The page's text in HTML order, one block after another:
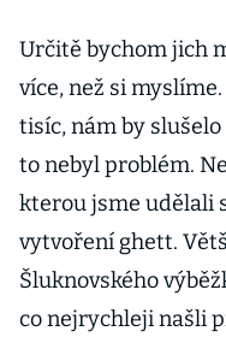
Určitě bychom jich
více, než si
tisíc, nám by
to nebyl problém.
kterou jsme udělali
vytvoření ghett.
Šluknovského
co nejrychleji našli